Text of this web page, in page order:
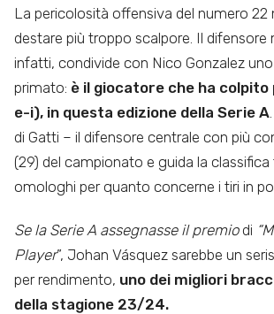
La pericolosità offensiva del numero 22
destare più troppo scalpore. Il difensore
infatti, condivide con Nico Gonzalez
primato: è il giocatore che ha colpito
e-i), in questa edizione della Serie A
di Gatti – il difensore centrale con più
(29) del campionato e guida la classifica
omologhi per quanto concerne i tiri in
Se la Serie A assegnasse il premiodi
Player”, Johan Vásquez sarebbe un
per rendimento, uno dei migliori
della stagione 23/24.